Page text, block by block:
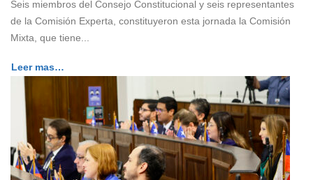
Seis miembros del Consejo Constitucional y seis representantes
de la Comisión Experta, constituyeron esta jornada la Comisión
Mixta, que tiene...
Leer mas…